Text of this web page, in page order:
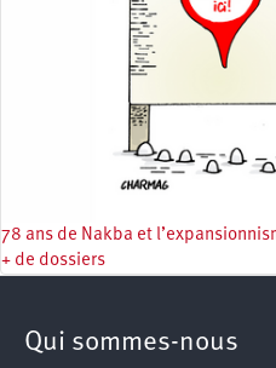
78 ans de Nakba et
+ de dossiers
Qui sommes-nous